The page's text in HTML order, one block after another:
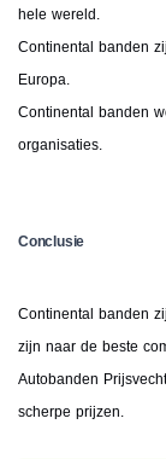
hele wereld.
Continental banden
Europa.
Continental banden
organisaties.
Conclusie
Continental banden
zijn naar de beste
Autobanden
scherpe prijzen.